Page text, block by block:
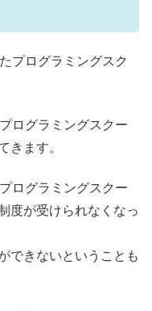
プログラミングスク
ログラミングスクー
きます。
ログラミングスクー
度が受けられなくなっ
できないということも